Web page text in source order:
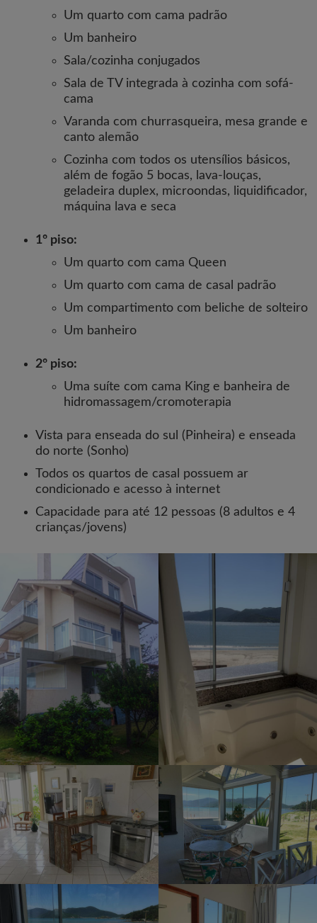
Um quarto com cama padrão
Um banheiro
Sala/cozinha conjugados
Sala de TV integrada à cozinha com sofá-
cama
Varanda com churrasqueira, mesa grande e
canto alemão
Cozinha com todos os utensílios básicos,
além de fogão 5 bocas, lava-louças,
geladeira duplex, microondas, liquidificador,
máquina lava e seca
1º piso:
Um quarto com cama Queen
Um quarto com cama de casal padrão
Um compartimento com beliche de solteiro
Um banheiro
2º piso:
Uma suíte com cama King e banheira de
hidromassagem/cromoterapia
Vista para enseada do sul (Pinheira) e enseada
do norte (Sonho)
Todos os quartos de casal possuem ar
condicionado e acesso à internet
Capacidade para até 12 pessoas (8 adultos e 4
crianças/jovens)